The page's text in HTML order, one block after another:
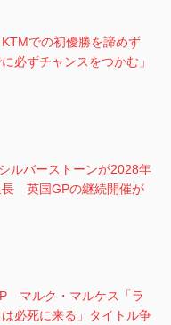
での初優勝を諦めず
に必ずチャンスをつかむ」
ルバーストーンが2028年
長 英国GPの継続開催が
マルク・マルケス「ラ
必死に来る」タイトル争